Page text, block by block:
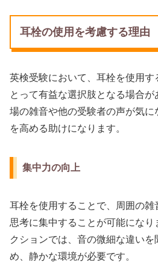
耳栓の使用を考慮する理由
英検受験において、耳栓を使用す
とって有益な選択肢となる場合
場の雑音や他の受験者の声が気に
を高める助けになります。
集中力の向上
耳栓を使用することで、周囲の
思考に集中することが可能にな
クションでは、音の微細な違い
め、静かな環境が必要です。